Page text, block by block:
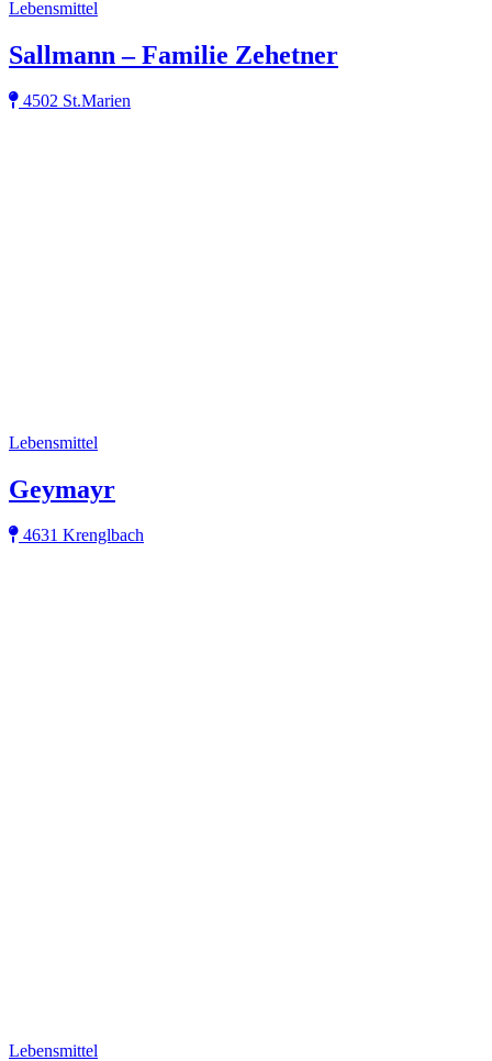
Lebensmittel
Sallmann – Familie Zehetner
4502 St.Marien
Lebensmittel
Geymayr
4631 Krenglbach
Lebensmittel